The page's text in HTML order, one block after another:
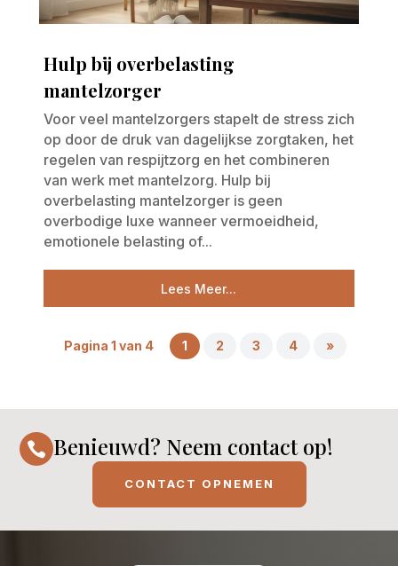
Hulp bij overbelasting
mantelzorger
Voor veel mantelzorgers stapelt de stress zich
op door de druk van dagelijkse zorgtaken, het
regelen van respijtzorg en het combineren
van werk met mantelzorg. Hulp bij
overbelasting mantelzorger is geen
overbodige luxe wanneer vermoeidheid,
emotionele belasting of...
Lees Meer...
Pagina 1 van 4 1 2 3 4 »
 Benieuwd? Neem contact op!
CONTACT OPNEMEN